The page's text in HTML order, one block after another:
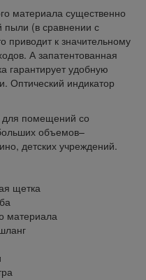
материала существенно
(в сравнении с
к значительному
А запатентованная
гарантирует удобную
Оптический индикатор
для помещений со
объемов–
детских учреждений.
щетка
материала